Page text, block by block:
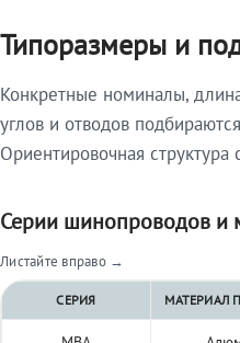
Типоразмеры и
Конкретные номиналы,
углов и отводов
Ориентировочная
Серии шинопроводов и
Листайте вправо →
СЕРИЯ МАТЕРИАЛ